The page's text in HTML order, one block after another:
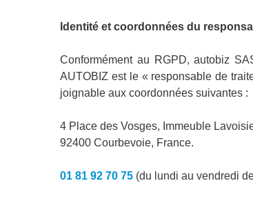
Identité et coordonnées du
Conformément au RGPD, autobiz
AUTOBIZ est le « responsable de
joignable aux coordonnées suivantes :
4 Place des Vosges, Immeuble
92400 Courbevoie, France.
01 81 92 70 75 (du lundi au vendredi